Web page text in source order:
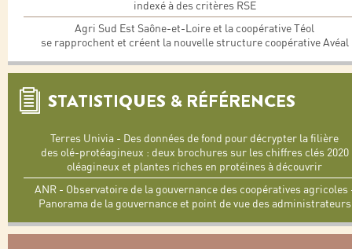
indexé à des critères RSE
Agri Sud Est Saône-et-Loire et la coopérative Téol
se rapprochent et créent la nouvelle structure coopérative Avéal
STATISTIQUES & RÉFÉRENCES
Terres Univia - Des données de fond pour décrypter la filière
des olé-protéagineux : deux brochures sur les chiffres clés 2020
oléagineux et plantes riches en protéines à découvrir
ANR - Observatoire de la gouvernance des coopératives agricoles
Panorama de la gouvernance et point de vue des administrateurs